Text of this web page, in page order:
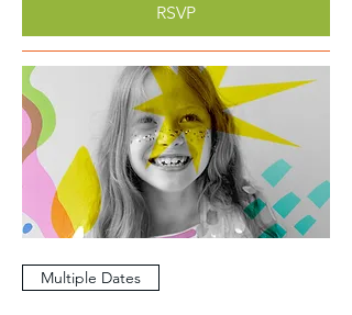
RSVP
Multiple Dates